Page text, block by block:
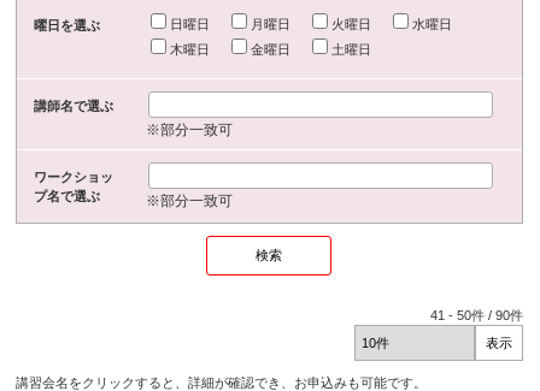
曜日を選ぶ 日曜日 月曜日 火曜日
水曜日
木曜日
金曜日 土曜日
講師名で選ぶ
※部分一致可
ワークショッ
プ名で選ぶ
※部分一致可
41 -50件 /90件
講習会名をクリックすると、詳細が確認でき、お申込みも可能です。